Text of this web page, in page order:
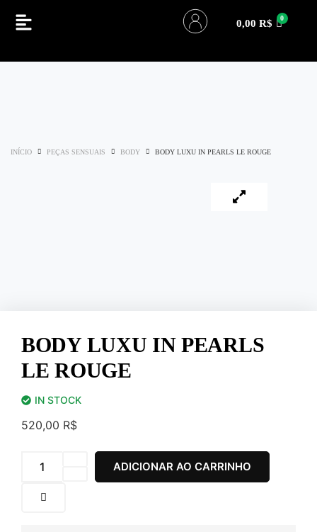
0,00R$
INÍCIO PEÇAS SENSUAIS BODY BODY LUXU IN PEARLS LE ROUGE
BODY LUXU IN PEARLS
LE ROUGE
IN STOCK
520,00 R$
ADICIONAR AO CARRINHO